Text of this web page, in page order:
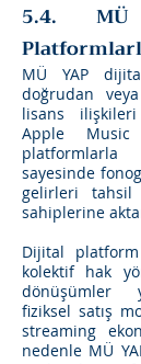
5.4. MÜ
MÜ YAP
doğrudan veya
lisans
Apple Music
sayesinde
gelirleri
sahiplerine
Dijital
kolektif hak
dönüşümler
fiziksel satış
streaming
nedenle MÜ